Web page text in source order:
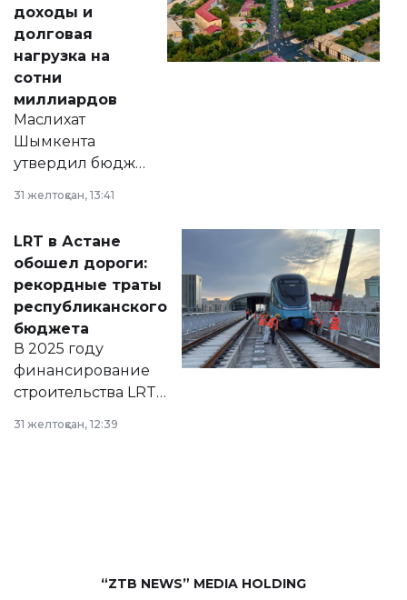
доходы и
долговая
нагрузка на
сотни
миллиардов
Маслихат
Шымкента
утвердил бюджет
2028 годы.
документ
появился в базе
нормативных
правовых актов и
на сайте маслихат
города.
31 желтоқсан, 13:41
LRT в Астане
обошел дороги:
рекордные траты
республиканского
бюджета
В 2025 году
финансирование
строительства LRT
республиканского
31 желтоқсан, 12:39
“ZTB NEWS” MEDIA HOLDING